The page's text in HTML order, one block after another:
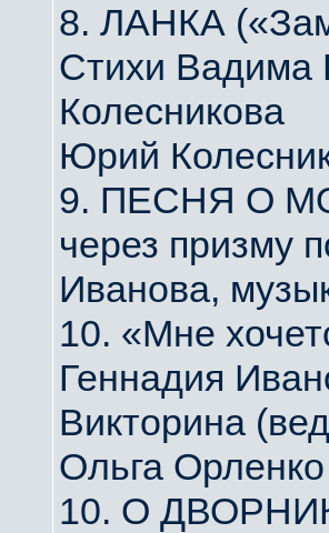
8. ЛАНКА
Стихи Вадима
Колесникова
Юрий
9. ПЕСНЯ О
через призму
Иванова,
10. «Мне
Геннадия
Викторина
Ольга Орленко
10. О